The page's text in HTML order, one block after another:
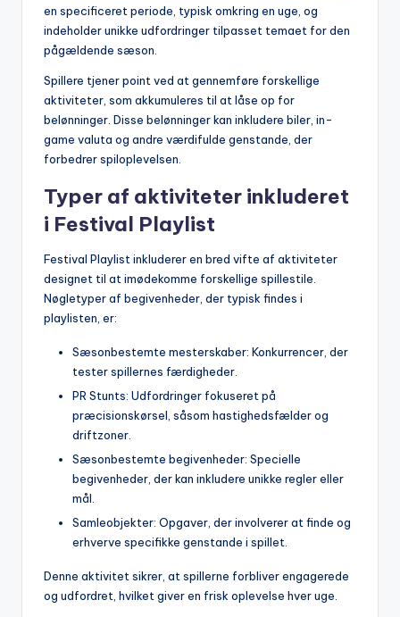
en specificeret periode, typisk omkring en uge, og
indeholder unikke udfordringer tilpasset temaet for den
pågældende sæson.
Spillere tjener point ved at gennemføre forskellige
aktiviteter, som akkumuleres til at låse op for
belønninger. Disse belønninger kan inkludere biler, in-
game valuta og andre værdifulde genstande, der
forbedrer spiloplevelsen.
Typer af aktiviteter inkluderet
i Festival Playlist
Festival Playlist inkluderer en bred vifte af aktiviteter
designet til at imødekomme forskellige spillestile.
Nøgletyper af begivenheder, der typisk findes i
playlisten, er:
Sæsonbestemte mesterskaber: Konkurrencer, der
tester spillernes færdigheder.
PR Stunts: Udfordringer fokuseret på
præcisionskørsel, såsom hastighedsfælder og
driftzoner.
Sæsonbestemte begivenheder: Specielle
begivenheder, der kan inkludere unikke regler eller
mål.
Samleobjekter: Opgaver, der involverer at finde og
erhverve specifikke genstande i spillet.
Denne aktivitet sikrer, at spillerne forbliver engagerede
og udfordret, hvilket giver en frisk oplevelse hver uge.